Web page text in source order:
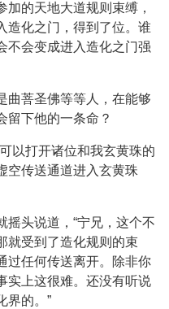
的天地大道规则束缚，
造化之门，得到了位。谁
不会变成进入造化之门强
曲菩圣佛等等人，在能够
留下他的一条命？
以打开诸位和我玄黄珠的
空传送通道进入玄黄珠
摇头说道，“宁兄，这个不
就受到了造化规则的束
过任何传送离开。除非你
实上这很难。还没有听说
界的。”